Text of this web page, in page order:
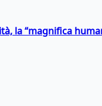
la “magnifica